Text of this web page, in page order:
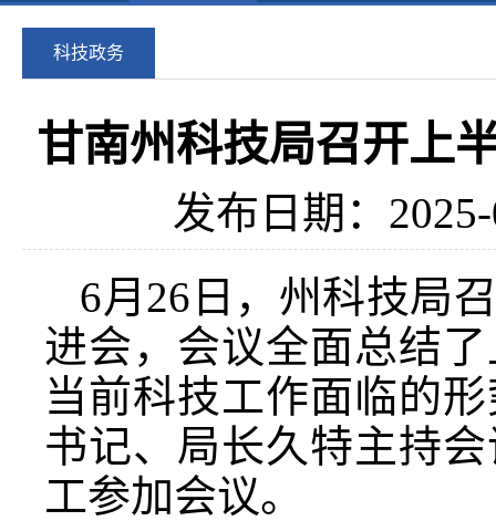
科技政务
甘南州科技局召开上
发布日期：
6月26日，州科技局
进会，会议全面总结
当前科技工作面临的
书记、局长久特主持
工参加会议。